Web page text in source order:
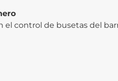
control de busetas del